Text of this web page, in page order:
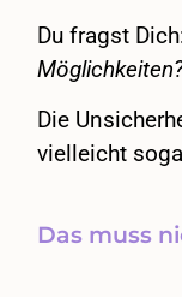
Du fragst
Die
vielleicht
Das muss